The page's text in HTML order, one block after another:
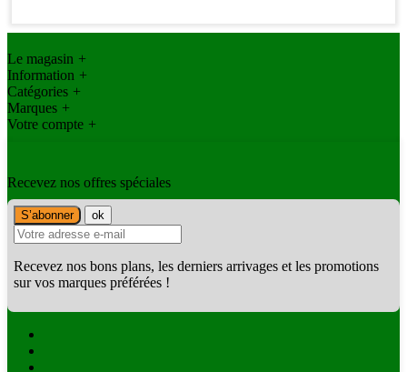
Le magasin +
Information +
Catégories +
Marques +
Votre compte +
Recevez nos offres spéciales
Recevez nos bons plans, les derniers arrivages et les promotions
sur vos marques préférées !